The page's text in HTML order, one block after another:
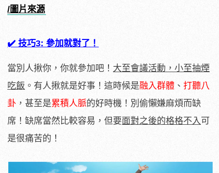
/圖片來源
✔️ 技巧3: 參加就對了！
當別人揪你，你就參加吧！ 大至會議活動，小至抽煙
吃飯 。有人揪就是好事！這時候是融入群體 、 打聽八
卦 ，甚至是累積人脈的好時機！別偷懶嫌麻煩而缺
席！缺席當然比較容易，但要面對之後的格格不入可
是很痛苦的！